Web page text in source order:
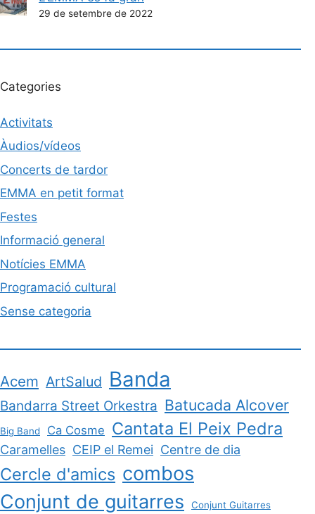
29 de setembre de 2022
Categories
Activitats
Àudios/vídeos
Concerts de tardor
EMMA en petit format
Festes
Informació general
Notícies EMMA
Programació cultural
Sense categoria
Acem ArtSalud Banda
Bandarra Street Orkestra Batucada Alcover
Big Band Ca Cosme Cantata El Peix Pedra
Caramelles CEIP el Remei Centre de dia
Cercle d'amics combos
Conjunt de guitarres Conjunt Guitarres